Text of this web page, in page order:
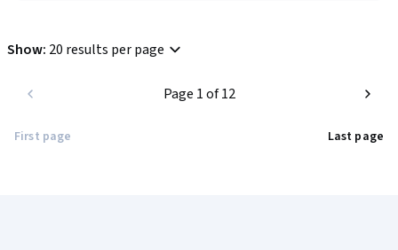
Show: 20 results per page
First page
Page 1 of 12
Last page